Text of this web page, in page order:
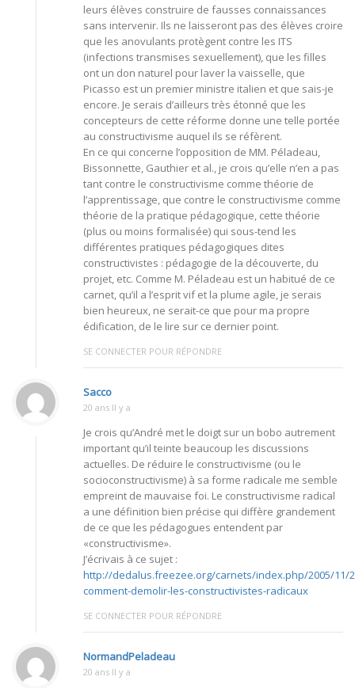
leurs élèves construire de fausses connaissances
sans intervenir. Ils ne laisseront pas des élèves croire
que les anovulants protègent contre les ITS
(infections transmises sexuellement), que les filles
ont un don naturel pour laver la vaisselle, que
Picasso est un premier ministre italien et que sais-je
encore. Je serais d’ailleurs très étonné que les
concepteurs de cette réforme donne une telle portée
au constructivisme auquel ils se réfèrent.
En ce qui concerne l’opposition de MM. Péladeau,
Bissonnette, Gauthier et al., je crois qu’elle n’en a pas
tant contre le constructivisme comme théorie de
l’apprentissage, que contre le constructivisme comme
théorie de la pratique pédagogique, cette théorie
(plus ou moins formalisée) qui sous-tend les
différentes pratiques pédagogiques dites
constructivistes : pédagogie de la découverte, du
projet, etc. Comme M. Péladeau est un habitué de ce
carnet, qu’il a l’esprit vif et la plume agile, je serais
bien heureux, ne serait-ce que pour ma propre
édification, de le lire sur ce dernier point.
SE CONNECTER POUR RÉPONDRE
Sacco
20 ans Il y a
Je crois qu’André met le doigt sur un bobo autrement
important qu’il teinte beaucoup les discussions
actuelles. De réduire le constructivisme (ou le
socioconstructivisme) à sa forme radicale me semble
empreint de mauvaise foi. Le constructivisme radical
a une définition bien précise qui diffère grandement
de ce que les pédagogues entendent par
«constructivisme».
J’écrivais à ce sujet :
http://dedalus.freezee.org/carnets/index.php/2005/11/
comment-demolir-les-constructivistes-radicaux
SE CONNECTER POUR RÉPONDRE
NormandPeladeau
20 ans Il y a